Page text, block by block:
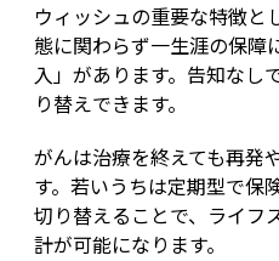
ウィッシュの重要な特徴と
態に関わらず一生涯の保障
入」があります。告知なし
り替えできます。
がんは治療を終えても再発
す。若いうちは定期型で保
切り替えることで、ライフ
計が可能になります。